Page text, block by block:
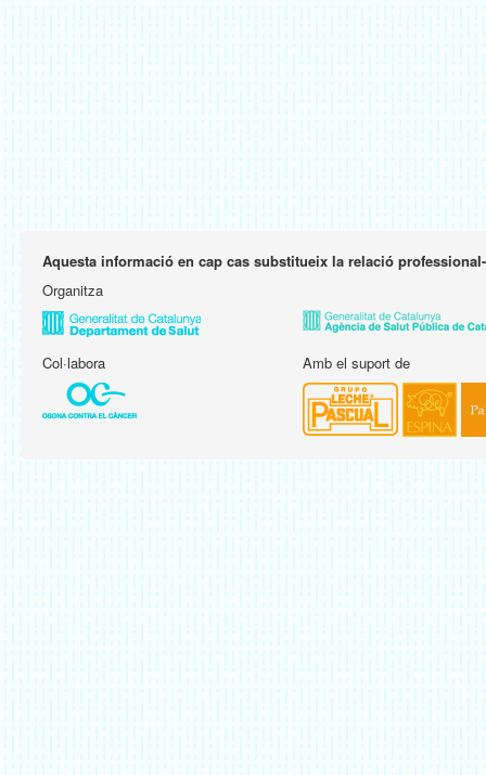
Aquesta informació en cap cas substitueix la relació
Organitza
Col·labora Amb el suport de